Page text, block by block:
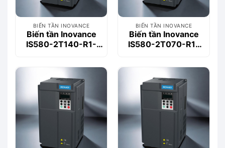
BIẾN TẦN INOVANCE
Biến tần Inovance
IS580-2T140-R1-
BIẾN TẦN INOVANCE
Biến tần Inovance
IS580-2T070-R1-